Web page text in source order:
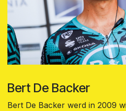
Bert De Backer
Bert De Backer werd in 2009